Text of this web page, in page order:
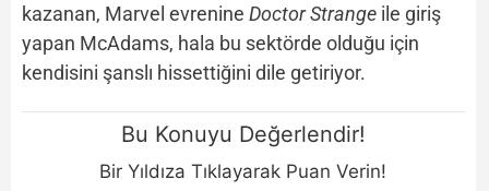
kazanan, Marvel evrenine Doctor Strange ile giriş
yapan McAdams, hala bu sektörde olduğu için
kendisini şanslı hissettiğini dile getiriyor.
Bu Konuyu Değerlendir!
Bir Yıldıza Tıklayarak Puan Verin!